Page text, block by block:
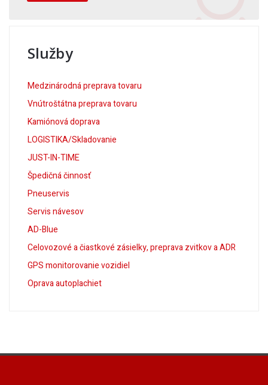
Služby
Medzinárodná preprava tovaru
Vnútroštátna preprava tovaru
Kamiónová doprava
LOGISTIKA/Skladovanie
JUST-IN-TIME
Špedičná činnosť
Pneuservis
Servis návesov
AD-Blue
Celovozové a čiastkové zásielky, preprava zvitkov a ADR
GPS monitorovanie vozidiel
Oprava autoplachiet